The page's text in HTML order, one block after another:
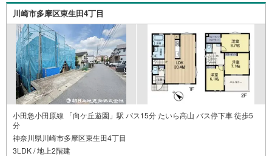
川崎市多摩区東生田4丁目
小田急小田原線 「向ケ丘遊園」駅 バス15分 たいら高山 バス停下車 徒歩5
分
神奈川県川崎市多摩区東生田4丁目
3LDK / 地上2階建